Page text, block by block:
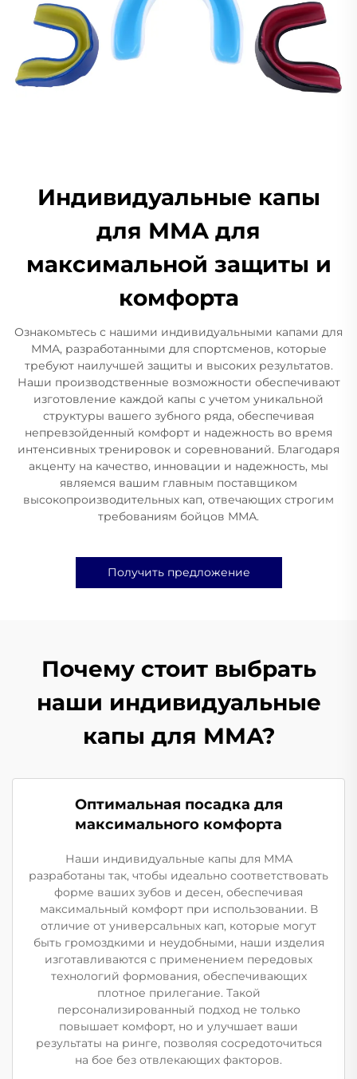
Индивидуальные капы
для ММА для
максимальной защиты и
комфорта
Ознакомьтесь с нашими индивидуальными капами для
ММА, разработанными для спортсменов, которые
требуют наилучшей защиты и высоких результатов.
Наши производственные возможности обеспечивают
изготовление каждой капы с учетом уникальной
структуры вашего зубного ряда, обеспечивая
непревзойденный комфорт и надежность во время
интенсивных тренировок и соревнований. Благодаря
акценту на качество, инновации и надежность, мы
являемся вашим главным поставщиком
высокопроизводительных кап, отвечающих строгим
требованиям бойцов ММА.
Получить предложение
Почему стоит выбрать
наши индивидуальные
капы для ММА?
Оптимальная посадка для
максимального комфорта
Наши индивидуальные капы для ММА
разработаны так, чтобы идеально соответствовать
форме ваших зубов и десен, обеспечивая
максимальный комфорт при использовании. В
отличие от универсальных кап, которые могут
быть громоздкими и неудобными, наши изделия
изготавливаются с применением передовых
технологий формования, обеспечивающих
плотное прилегание. Такой
персонализированный подход не только
повышает комфорт, но и улучшает ваши
результаты на ринге, позволяя сосредоточиться
на бое без отвлекающих факторов.